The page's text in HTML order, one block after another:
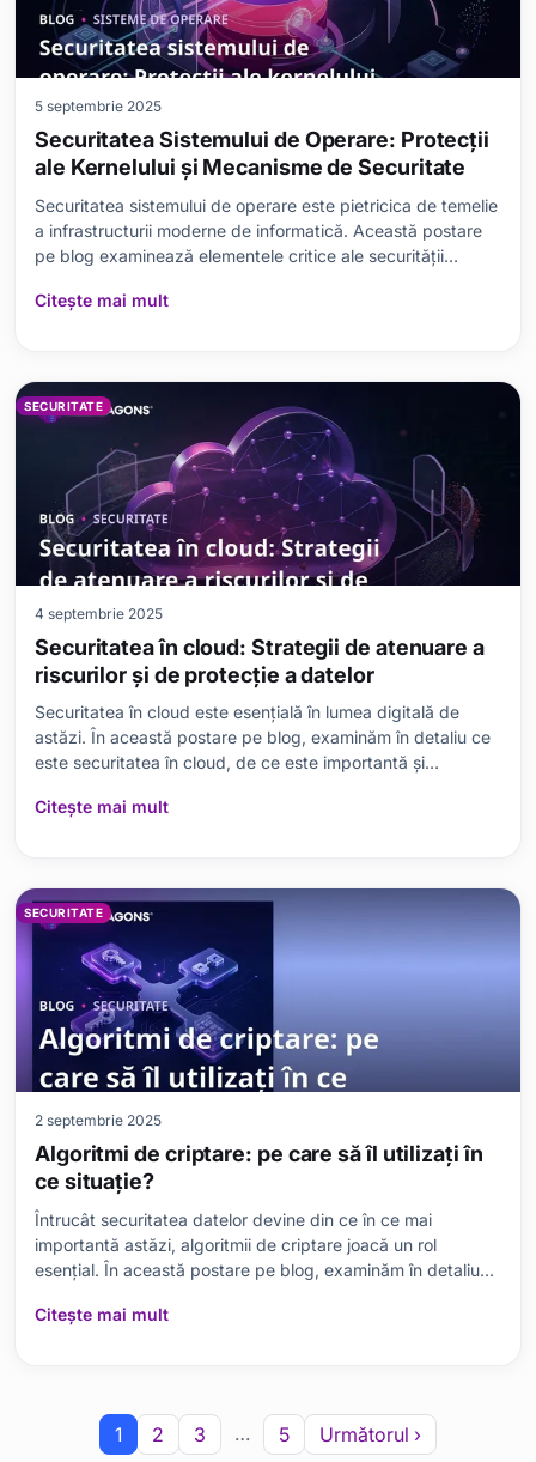
5 septembrie 2025
Securitatea Sistemului de Operare: Protecții
ale Kernelului și Mecanisme de Securitate
Securitatea sistemului de operare este pietricica de temelie
a infrastructurii moderne de informatică. Această postare
pe blog examinează elementele critice ale securității
diversele mecanisme de securitate. În timp ce se subliniază
Citește mai mult
SECURITATE
4 septembrie 2025
Securitatea în cloud: Strategii de atenuare a
riscurilor și de protecție a datelor
Securitatea în cloud este esențială în lumea digitală de
astăzi. În această postare pe blog, examinăm în detaliu ce
este securitatea în cloud, de ce este importantă și
practici pentru securitatea în cloud, abordând subiecte
Citește mai mult
SECURITATE
2 septembrie 2025
Algoritmi de criptare: pe care să îl utilizați în
ce situație?
Întrucât securitatea datelor devine din ce în ce mai
importantă astăzi, algoritmii de criptare joacă un rol
esențial. În această postare pe blog, examinăm în detaliu
importanța lor. Explicăm diferențele cheie dintre algoritmii
Citește mai mult
1 2 3 … 5 Următorul ›